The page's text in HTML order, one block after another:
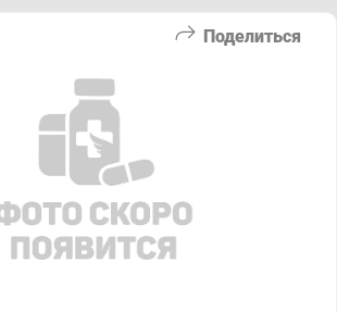
Поделиться